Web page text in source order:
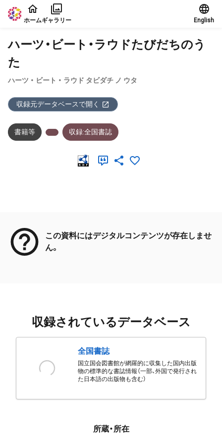
本文に飛ぶ
ホームギャラリー English
ハーツ・ビート・ラウドたびだちのう
た
ハーツ ・ ビート ・ ラウド タビダチ ノ ウタ
収録元データベースで開く
書籍等 収録:全国書誌
この資料にはデジタルコンテンツが存在しませ
ん。
収録されているデータベース
全国書誌
国立国会図書館が網羅的に収集した国内出版
物の標準的な書誌情報（一部、外国で発行され
た日本語の出版物も含む）
所蔵・所在